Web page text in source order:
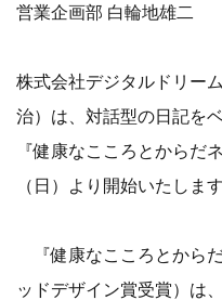
営業企画部 白輪地雄二
株式会社デジタルドリー
治）は、対話型の日記を
『健康なこころとからだ
（日）より開始いたします
『健康なこころとから
ッドデザイン賞受賞）は